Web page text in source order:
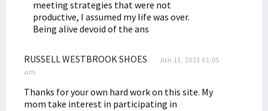
meeting strategies that were not
productive, I assumed my life was over.
Being alive devoid of the ans
RUSSELL WESTBROOK SHOES
Jun 11, 2023 01:05
am
Thanks for your own hard work on this site. My
mom take interest in participating in